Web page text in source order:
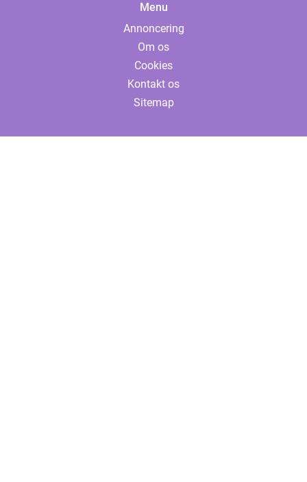
Menu
Annoncering
Om os
Cookies
Kontakt os
Sitemap